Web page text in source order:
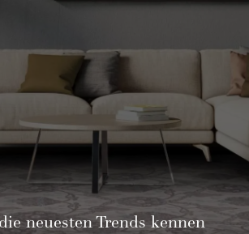
Sie haben keinen Lieblingsteppich
Sie haben keine Artikel in Ihrem Warenkorb
neuesten Trends kennen